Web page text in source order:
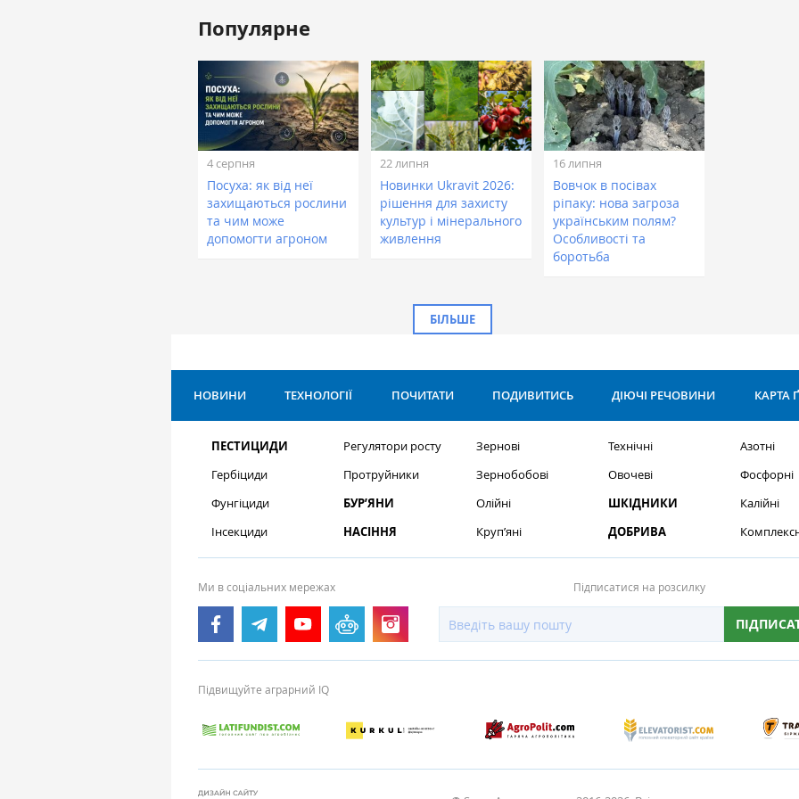
Популярне
4 серпня
Посуха: як від неї
захищаються рослини
та чим може
допомогти агроном
22 липня
Новинки Ukravit 2026:
рішення для захисту
культур і мінерального
живлення
16 липня
Вовчок в посівах
ріпаку: нова загроза
українським полям?
Особливості та
боротьба
БІЛЬШЕ
НОВИНИ ТЕХНОЛОГІЇ ПОЧИТАТИ ПОДИВИТИСЬ ДІЮЧІ РЕЧОВИНИ КАРТА
ПЕСТИЦИДИ
Гербіциди
Фунгіциди
Інсекциди
Регулятори росту
Протруйники
БУР’ЯНИ
НАСІННЯ
Зернові
Зернобобові
Олійні
Круп’яні
Технічні
Овочеві
ШКІДНИКИ
ДОБРИВА
Азотні
Фосфорні
Калійні
Ми в соціальних мережах Підписатися на розсилку
Підвищуйте аграрний IQ